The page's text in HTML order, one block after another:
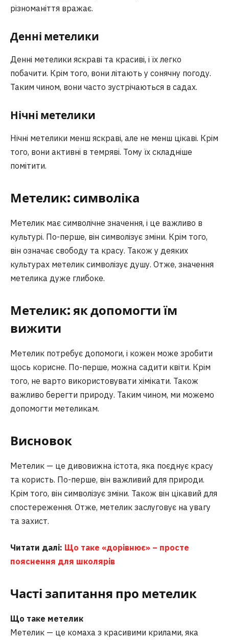
різноманіття вражає.
Денні метелики
Денні метелики яскраві та красиві, і їх легко
побачити. Крім того, вони літають у сонячну погоду.
Таким чином, вони часто зустрічаються в садах.
Нічні метелики
Нічні метелики менш яскраві, але не менш цікаві. Крім
того, вони активні в темряві. Тому їх складніше
помітити.
Метелик: символіка
Метелик має символічне значення, і це важливо в
культурі. По-перше, він символізує зміни. Крім того,
він означає свободу та красу. Також у деяких
культурах метелик символізує душу. Отже, значення
метелика дуже глибоке.
Метелик: як допомогти їм
вижити
Метелик потребує допомоги, і кожен може зробити
щось корисне. По-перше, можна садити квіти. Крім
того, не варто використовувати хімікати. Також
важливо берегти природу. Таким чином, ми можемо
допомогти метеликам.
Висновок
Метелик — це дивовижна істота, яка поєднує красу
та користь. По-перше, він важливий для природи.
Крім того, він символізує зміни. Також він цікавий для
спостереження. Отже, метелик заслуговує на увагу
та захист.
Читати далі: Що таке «дорівнює» – просте
пояснення для школярів
Часті запитання про метелик
Що таке метелик
Метелик — це комаха з красивими крилами, яка